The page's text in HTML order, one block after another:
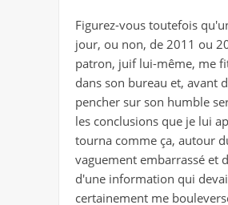
Figurez-vous toutefois
jour, ou non, de 2011 ou
patron, juif lui-même, me
dans son bureau et, avant
pencher sur son humble
les conclusions que je lui
tourna comme ça, autour
vaguement embarrassé et
d'une information qui
certainement me